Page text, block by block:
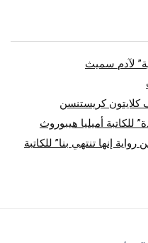
لآدم سميث
كلايتون كريستنسن
أميليا هيبوروث
إنها تنتهي بنا” للكاتبة